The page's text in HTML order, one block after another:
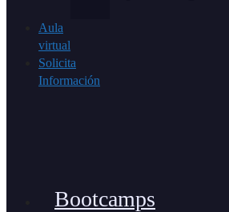
Aula
virtual
Solicita
Información
Bootcamps